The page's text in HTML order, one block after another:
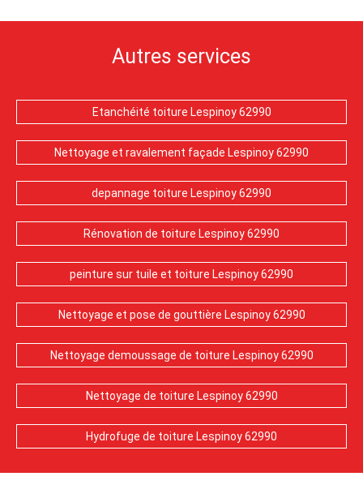
Autres services
Etanchéité toiture Lespinoy 62990
Nettoyage et ravalement façade Lespinoy 62990
depannage toiture Lespinoy 62990
Rénovation de toiture Lespinoy 62990
peinture sur tuile et toiture Lespinoy 62990
Nettoyage et pose de gouttière Lespinoy 62990
Nettoyage demoussage de toiture Lespinoy 62990
Nettoyage de toiture Lespinoy 62990
Hydrofuge de toiture Lespinoy 62990